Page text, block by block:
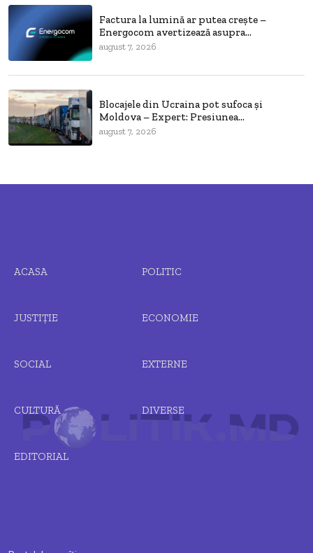
Factura la lumină ar putea crește –
Energocom avertizează asupra...
august 7, 2026
Blocajele din Ucraina pot sufoca și
Moldova – Expert: Presiunea...
august 7, 2026
ACASA POLITIC
JUSTIȚIE ECONOMIE
SOCIAL EXTERNE
CULTURĂ DIVERSE
EDITORIAL